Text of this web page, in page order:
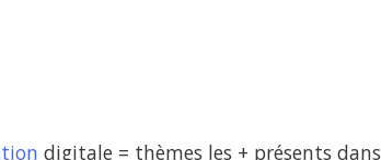
digitale = thèmes les + présents dans